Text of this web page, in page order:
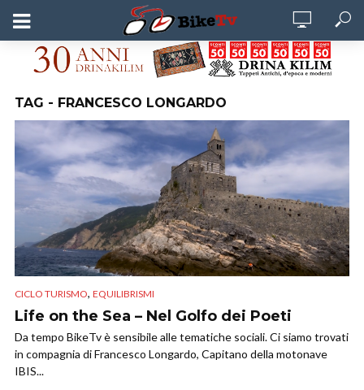
TAG - FRANCESCO LONGARDO
CICLO TURISMO, EQUILIBRISMI
Life on the Sea – Nel Golfo dei Poeti
Da tempo BikeTv è sensibile alle tematiche sociali. Ci siamo trovati
in compagnia di Francesco Longardo, Capitano della motonave
IBIS...